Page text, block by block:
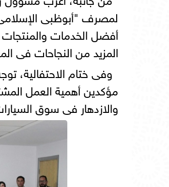
لمصرف "أبوظبى
أفضل الخدمات
المزيد من النجاحات فى
وفى ختام الاحتفالية،
مؤكدين أهمية العمل
والازدهار فى سوق